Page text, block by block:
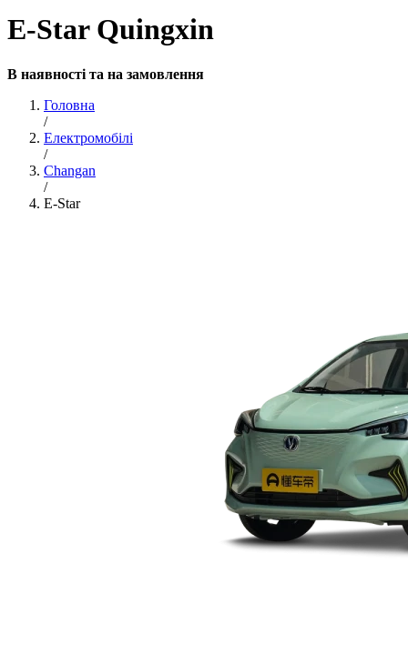
E-Star Quingxin
В наявності та на замовлення
Головна
/
Електромобілі
/
Changan
/
E-Star